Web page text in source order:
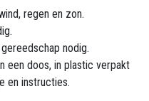
regen en zon.
nodig.
een doos, in plastic verpakt
en instructies.